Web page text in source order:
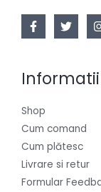
Informatii
Shop
Cum comand
Cum plătesc
Livrare si retur
Formular